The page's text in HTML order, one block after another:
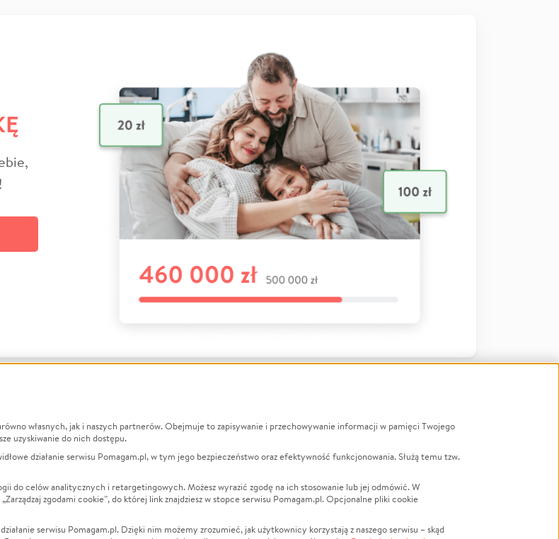
O nas
Opinie
Raporty
Za darmo
Zbieraj na
Leczenie
Zwierzęta
Pożar
LGBTQ+
Powódź
Wichura
własnych, jak i naszych partnerów. Obejmuje to zapisywanie i przechowywanie informacji w pamięci Twojego
uzyskiwanie do nich dostępu.
działanie serwisu Pomagam.pl, w tym jego bezpieczeństwo oraz efektywność funkcjonowania. Służą temu tzw.
do celów analitycznych i retargetingowych. Możesz wyrazić zgodę na ich stosowanie lub jej odmówić. W
zgodami cookie”, do której link znajdziesz w stopce serwisu Pomagam.pl. Opcjonalne pliki cookie
serwisu Pomagam.pl. Dzięki nim możemy zrozumieć, jak użytkownicy korzystają z naszego serwisu – skąd